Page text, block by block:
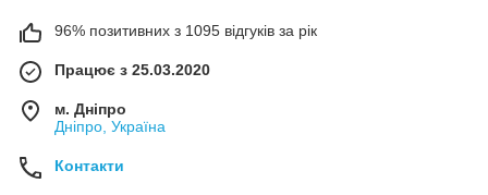
96% позитивних з 1095 відгуків за рік
Працює з 25.03.2020
м. Дніпро
Дніпро, Україна
Контакти